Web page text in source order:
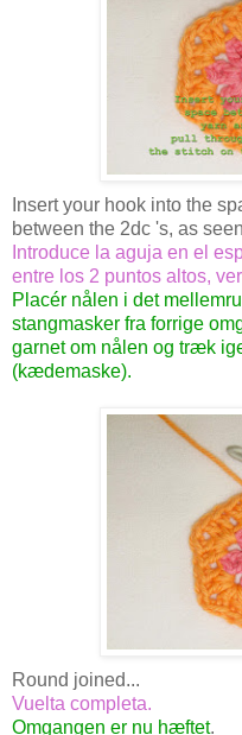
Insert your hook into the
between the 2dc 's, as
Introduce la aguja en el
entre los 2 puntos altos,
Placér nålen i det
stangmasker fra forrige
garnet om nålen og træk
(kædemaske).
Round joined...
Vuelta completa.
Omgangen er nu hæftet.